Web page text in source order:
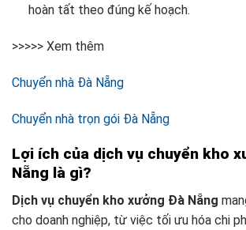
hoàn tất theo đúng kế hoạch.
>>>>> Xem thêm
Chuyển nhà Đà Nẵng
Chuyển nhà trọn gói Đà Nẵng
Lợi ích của dịch vụ chuyển kho
Nẵng là gì?
Dịch vụ chuyển kho xưởng Đà Nẵng
cho doanh nghiệp, từ việc tối ưu hóa chi